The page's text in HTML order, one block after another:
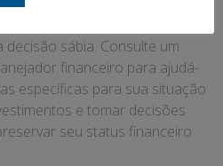
sábia. Consulte um
financeiro para ajudá-
específicas para sua situação
e tomar decisões
seu status financeiro